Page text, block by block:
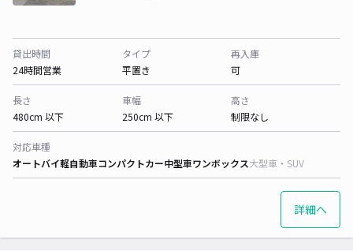
貸出時間
24時間営業
タイプ
平置き
再入庫
可
長さ
480cm 以下
車幅
250cm 以下
高さ
制限なし
対応車種
オートバイ軽自動車コンパクトカー中型車ワンボックス大型車・SUV
詳細へ